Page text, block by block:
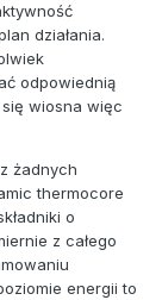
działania.
odpowiednią
wiosna więc
żadnych
thermocore
o
z całego
energii to